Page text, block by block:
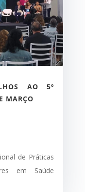
AO 5º
MARÇO
de Práticas
em Saúde